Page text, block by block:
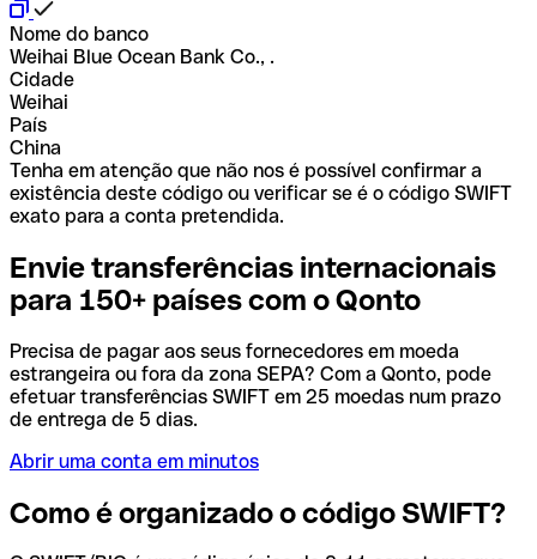
Nome do banco
Weihai Blue Ocean Bank Co., .
Cidade
Weihai
País
China
Tenha em atenção que não nos é possível confirmar a
existência deste código ou verificar se é o código SWIFT
exato para a conta pretendida.
Envie transferências internacionais
para 150+ países com o Qonto
Precisa de pagar aos seus fornecedores em moeda
estrangeira ou fora da zona SEPA? Com a Qonto, pode
efetuar transferências SWIFT em 25 moedas num prazo
de entrega de 5 dias.
Abrir uma conta em minutos
Como é organizado o código SWIFT?